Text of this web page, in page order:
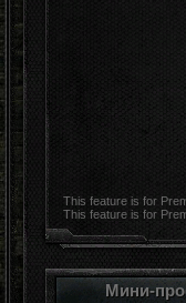
This feature is for
This feature is for
Мини-